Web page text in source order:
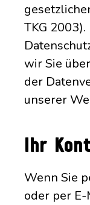
TKG
wir Sie
der
unserer
Ihr
Wenn Sie
oder per